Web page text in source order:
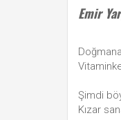
Emir
Şimdi
Kızar